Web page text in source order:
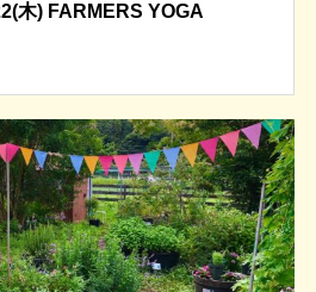
木) FARMERS YOGA